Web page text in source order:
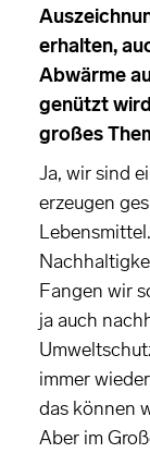
erhalten,
Abwärme
genützt
großes
Ja, wir sind
erzeugen
Fangen wir
ja auch
immer
das können
Aber im